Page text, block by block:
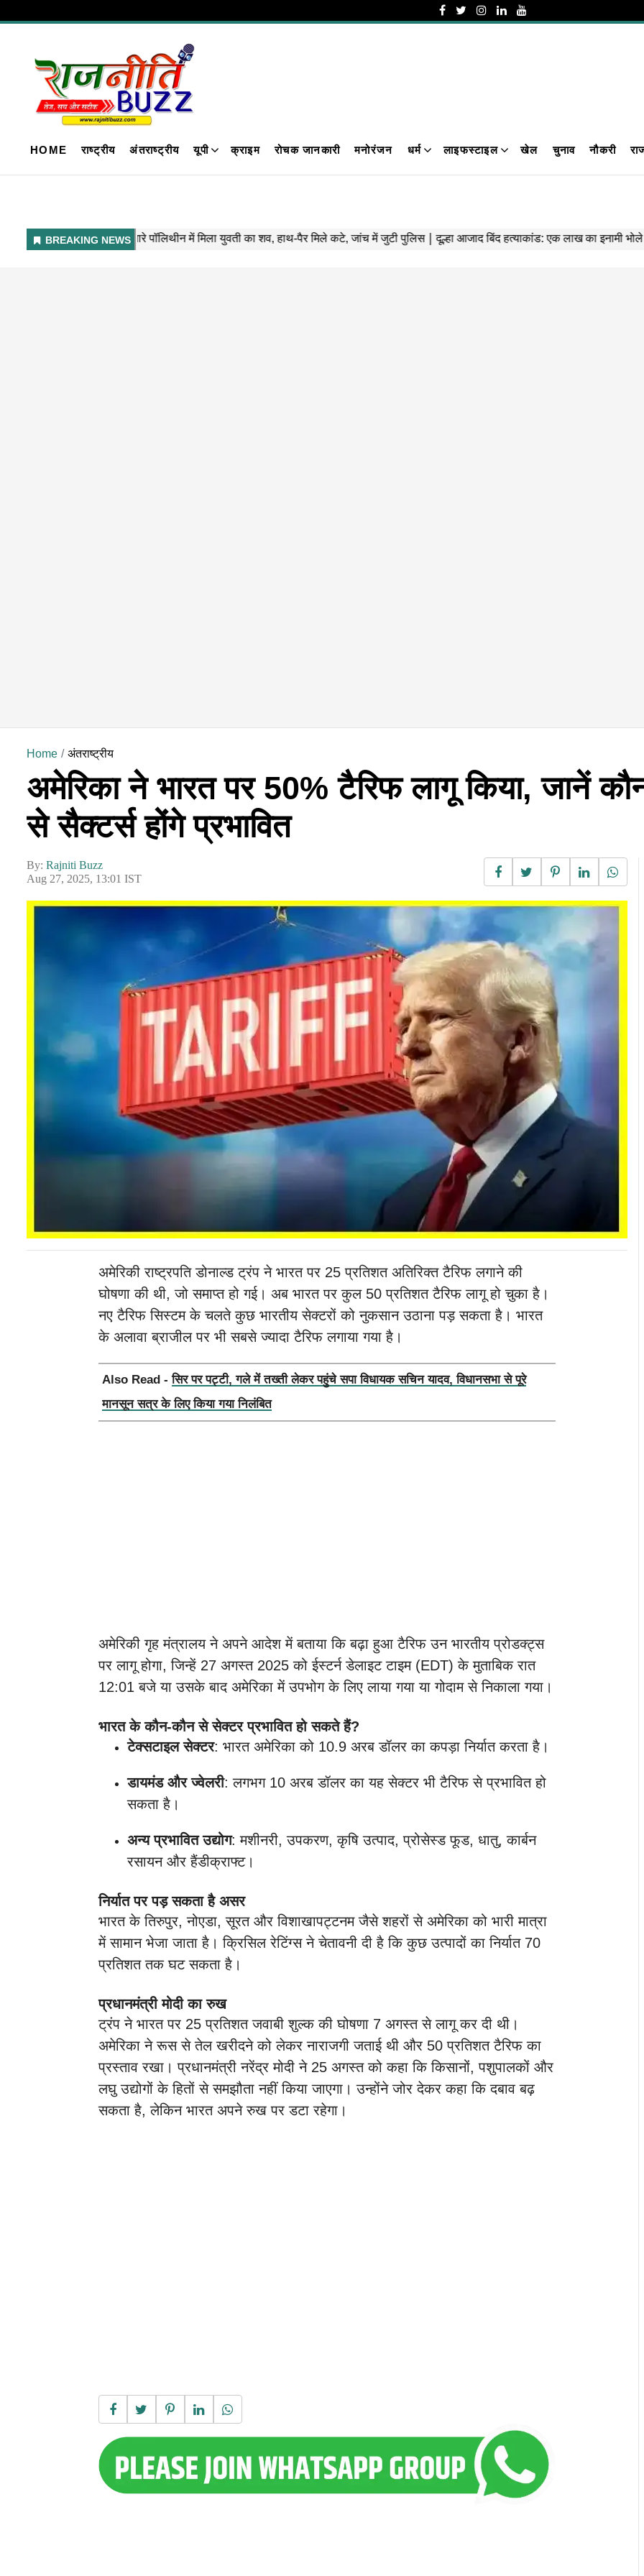
HOME राष्ट्रीय अंतराष्ट्रीय यूपी क्राइम रोचक जानकारी मनोरंजन धर्म लाइफस्टाइल खेल चुनाव नौकरी
Home अंतराष्ट्रीय
अमेरिका ने भारत पर 50% टैरिफ लागू किया, जानें
से सैक्टर्स होंगे प्रभावित
By: Rajniti Buzz
Aug 27, 2025, 13:01 IST
अमेरिकी राष्ट्रपति डोनाल्ड ट्रंप ने भारत पर 25 प्रतिशत अतिरिक्त टैरिफ लगाने की
घोषणा की थी, जो समाप्त हो गई। अब भारत पर कुल 50 प्रतिशत टैरिफ लागू हो चुका है।
नए टैरिफ सिस्टम के चलते कुछ भारतीय सेक्टरों को नुकसान उठाना पड़ सकता है। भारत
के अलावा ब्राजील पर भी सबसे ज्यादा टैरिफ लगाया गया है।
Also Read -सिर पर पट्टी, गले में तख्ती लेकर पहुंचे सपा विधायक सचिन यादव, विधानसभा से पूरे
मानसून सत्र के लिए किया गया निलंबित
अमेरिकी गृह मंत्रालय ने अपने आदेश में बताया कि बढ़ा हुआ टैरिफ उन भारतीय प्रोडक्ट्स
पर लागू होगा, जिन्हें 27 अगस्त 2025 को ईस्टर्न डेलाइट टाइम (EDT) के मुताबिक रात
12:01 बजे या उसके बाद अमेरिका में उपभोग के लिए लाया गया या गोदाम से निकाला गया।
भारत के कौन-कौन से सेक्टर प्रभावित हो सकते हैं?
टेक्सटाइल सेक्टर: भारत अमेरिका को 10.9 अरब डॉलर का कपड़ा निर्यात करता है।
डायमंड और ज्वेलरी: लगभग 10 अरब डॉलर का यह सेक्टर भी टैरिफ से प्रभावित हो
सकता है।
अन्य प्रभावित उद्योग: मशीनरी, उपकरण, कृषि उत्पाद, प्रोसेस्ड फूड, धातु, कार्बन
रसायन और हैंडीक्राफ्ट।
निर्यात पर पड़ सकता है असर
भारत के तिरुपुर, नोएडा, सूरत और विशाखापट्टनम जैसे शहरों से अमेरिका को भारी मात्रा
में सामान भेजा जाता है। क्रिसिल रेटिंग्स ने चेतावनी दी है कि कुछ उत्पादों का निर्यात 70
प्रतिशत तक घट सकता है।
प्रधानमंत्री मोदी का रुख
ट्रंप ने भारत पर 25 प्रतिशत जवाबी शुल्क की घोषणा 7 अगस्त से लागू कर दी थी।
अमेरिका ने रूस से तेल खरीदने को लेकर नाराजगी जताई थी और 50 प्रतिशत टैरिफ का
प्रस्ताव रखा। प्रधानमंत्री नरेंद्र मोदी ने 25 अगस्त को कहा कि किसानों, पशुपालकों और
लघु उद्योगों के हितों से समझौता नहीं किया जाएगा। उन्होंने जोर देकर कहा कि दबाव बढ़
सकता है, लेकिन भारत अपने रुख पर डटा रहेगा।